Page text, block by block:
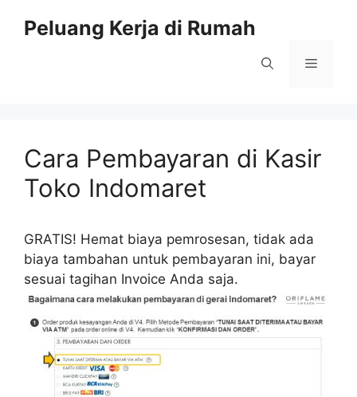
Peluang Kerja di Rumah
Menu
Cara Pembayaran di Kasir
Toko Indomaret
GRATIS! Hemat biaya pemrosesan, tidak ada
biaya tambahan untuk pembayaran ini, bayar
sesuai tagihan Invoice Anda saja.